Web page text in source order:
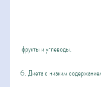
фрукты и углеводы.
6. Диета с низким